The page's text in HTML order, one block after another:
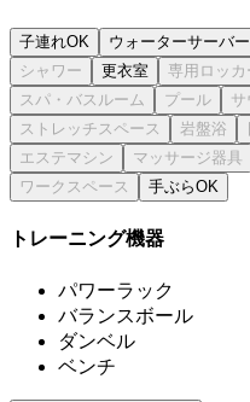
子連れOK ウォーターサーバー
更衣室
手ぶらOK
トレーニング機器
パワーラック
バランスボール
ダンベル
ベンチ